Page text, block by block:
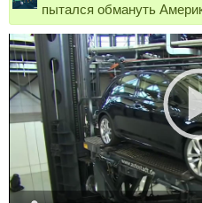
пытался обмануть